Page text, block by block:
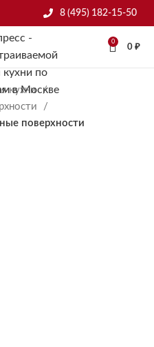
8 (495) 182-15-50
0
0 ₽
кухни
поверхности